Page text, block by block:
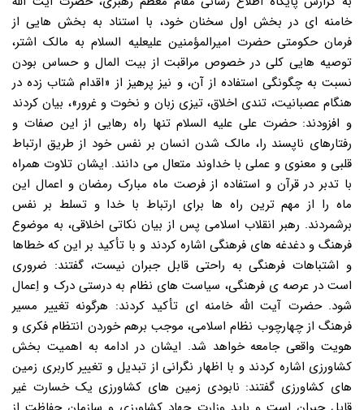
خامنه ای در بخش اول سخنان خود، با استناد به بخش هایی از
فرمان حکومتی حضرت امیرالمؤمنین علیعلیه السلام به مالک اشتر،
توصیه هایی کلی در خصوص مراقبت از بیت المال و حساس بودن
نسبت به چگونگی استفاده از آن، و نیز پرهیز از «اقدام شتاب زده در
هنگام عصبانیت، تندی اخلاق، تیزی زبان و نخوت و غرور»، بیان کردند
و افزودند: حضرت علی علیه السلام تنها راه رهایی از این صفات و
رفتارهای ناپسند را، مالک شدن انسان بر نفس خود از طریق ارتباط
قلبی و معنوی و عملی با خداوند متعال می دانند. ایشان تلاوت همراه
با تدبر در قرآن و استفاده از فرصت ماه مبارک رمضان و اعمال این
ماه را از مهم ترین راه ها برای ارتباط با خدا و تسلط بر نفس
برشمردند. رهبر انقلاب اسلامی پس از بیان نکاتی اخلاقی، به موضوع
فرهنگ و دغدغه های فرهنگی اشاره کردند و با تأکید بر این که خطاها
و اشتباهات فرهنگی به راحتی قابل جبران نیست، گفتند: ضروری
است در عرصه ی فرهنگی، سیاست های نظام به درستی درک و اِعمال
شود. حضرت آیت الله خامنه ای تأکید کردند: هرگونه تغییر مسیر
فرهنگ از چهارچوب نظام اسلامی، موجب برهم خوردن انتظام فکری و
هویت واقعی جامعه خواهد شد. ایشان در ادامه به اهمیت بخش
کشاورزی اشاره کردند و با اظهار نگرانی از تبدیل و تغییر کاربری زمین
های کشاورزی گفتند: نابودی زمین های کشاورزی یک خسارت غیر